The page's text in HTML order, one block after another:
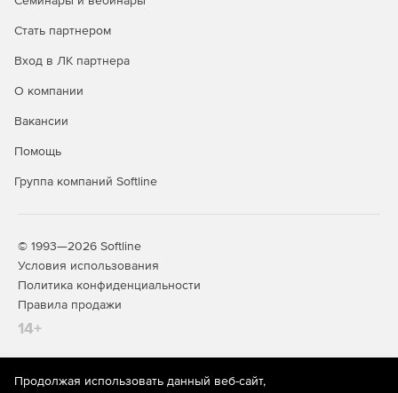
Интеграция с DLP и SIEM.
Специальные службы (встроены в
продукт и входят в его стоимость):
Почтовый сервер.
IP-телефония.
Дополнительные модули:
Антивирус Kaspersky.
Антиспам Kaspersky.
Garnet Web Filter - модуль категоризации трафика.
Стать партнером
Вход в ЛК партнера
О компании
Вакансии
Помощь
Группа компаний Softline
© 1993—2026 Softline
Условия использования
Политика конфиденциальности
Правила продажи
14+
Продолжая использовать данный веб-сайт,